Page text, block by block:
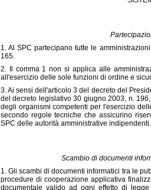
1. Al SPC partecipano tutte le
165.
2. Il comma 1 non si applica alle
all'esercizio delle sole funzioni di ordine e
3. Ai sensi dell'articolo 3 del decreto del
del decreto legislativo 30 giugno 2003, n.
degli organismi competenti per l'esercizio
secondo regole tecniche che assicurino
SPC delle autorità amministrative indipendenti.
Scambio di documenti
1. Gli scambi di documenti informatici tra le
procedure di cooperazione applicativa
documentale valido ad ogni effetto di